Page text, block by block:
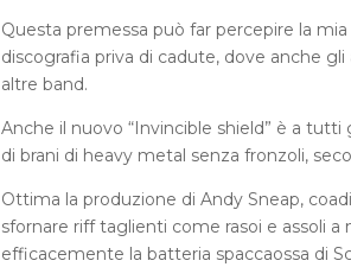
Questa premessa può far percepire la
discografia priva di cadute, dove anche
altre band.
Anche il nuovo “Invincible shield” è a
di brani di heavy metal senza fronzoli,
Ottima la produzione di Andy Sneap,
sfornare riff taglienti come rasoi e assoli
efficacemente la batteria spaccaossa di